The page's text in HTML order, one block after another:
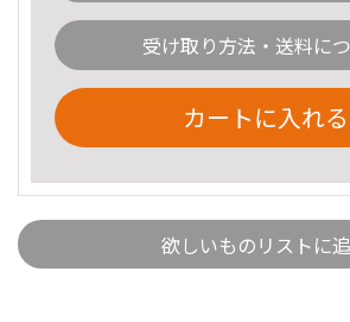
受け取り方法・送料に
カートに入れる
欲しいものリストに